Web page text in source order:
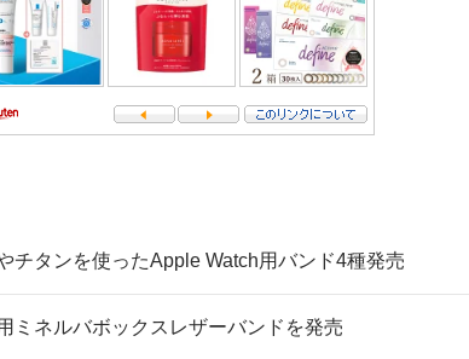
チタンを使ったApple Watch用バンド4種発売
ミネルバボックスレザーバンドを発売